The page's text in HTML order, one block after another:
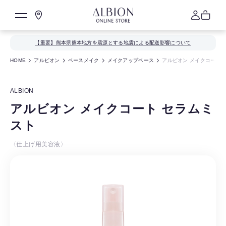
【重要】熊本県熊本地方を震源とする地震による配送影響について
HOME アルビオン ベースメイク メイクアップベース アルビオン メイクコート
ALBION
アルビオン メイクコート セラムミ
スト
〈仕上げ用美容液〉